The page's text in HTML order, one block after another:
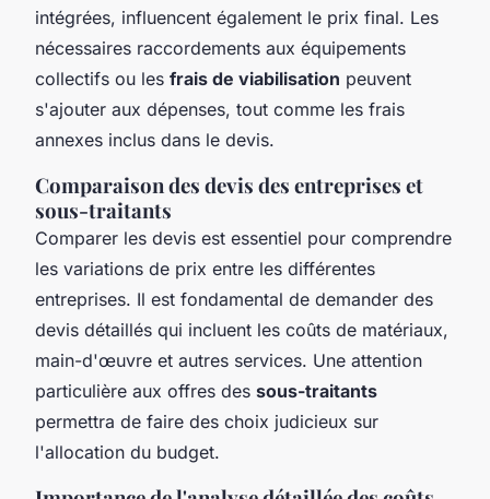
intégrées, influencent également le prix final. Les
nécessaires raccordements aux équipements
collectifs ou les frais de viabilisation peuvent
s'ajouter aux dépenses, tout comme les frais
annexes inclus dans le devis.
Comparaison des devis des entreprises et
sous-traitants
Comparer les devis est essentiel pour comprendre
les variations de prix entre les différentes
entreprises. Il est fondamental de demander des
devis détaillés qui incluent les coûts de matériaux,
main-d'œuvre et autres services. Une attention
particulière aux offres des sous-traitants
permettra de faire des choix judicieux sur
l'allocation du budget.